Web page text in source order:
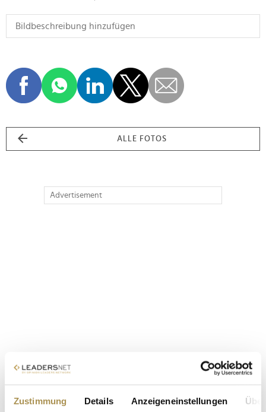
Zustimmung Details Anzeigeneinstellungen
ALLE FOTOS
Advertisement